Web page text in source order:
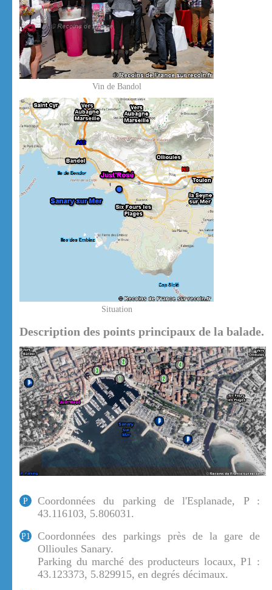
Vin de Bandol
Situation
Description des points principaux de la balade.
P
Coordonnées du parking de l'Esplanade, P :
43.116103, 5.806031.
P1
Coordonnées des parkings près de la gare de
Ollioules Sanary.
Parking du marché des producteurs locaux, P1 :
43.123373, 5.829915, en degrés décimaux.